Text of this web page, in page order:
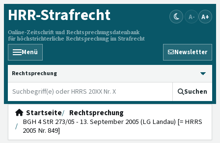
HRR-Strafrecht
Online-Zeitschrift und Rechtsprechungsdatenbank
für höchstrichterliche Rechtsprechung im Strafrecht
A- A+
Menü Newsletter
HRRS durchsuchen
Suchen
Startseite
Rechtsprechung
BGH 4 StR 273/05 - 13. September 2005 (LG Landau) [= HRRS
2005 Nr. 849]